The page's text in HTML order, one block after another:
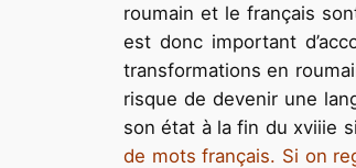
roumain et le français
est donc important
transformations en
risque de devenir une
son état à la fin du xviiie
de mots français. Si on